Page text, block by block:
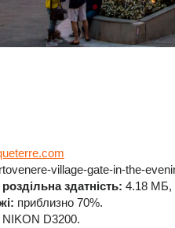
village-gate-in-the-
здатність: 4.18 МБ,
приблизно 70%.
NIKON D3200.